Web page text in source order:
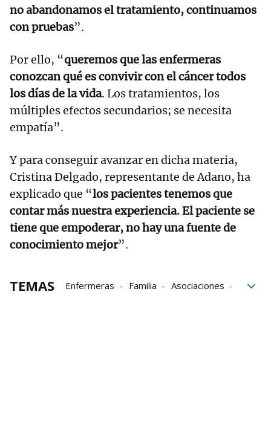
no abandonamos el tratamiento, continuamos
con pruebas”.
Por ello, “queremos que las enfermeras
conozcan qué es convivir con el cáncer todos
los días de la vida. Los tratamientos, los
múltiples efectos secundarios; se necesita
empatía”.
Y para conseguir avanzar en dicha materia,
Cristina Delgado, representante de Adano, ha
explicado que “los pacientes tenemos que
contar más nuestra experiencia. El paciente se
tiene que empoderar, no hay una fuente de
conocimiento mejor”.
TEMAS Enfermeras Familia
Asociaciones